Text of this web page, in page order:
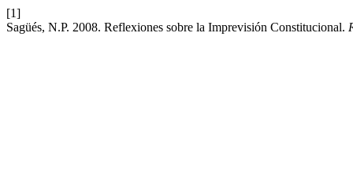
[1]
Sagüés, N.P. 2008. Reflexiones sobre la Imprevisión Constitucional.